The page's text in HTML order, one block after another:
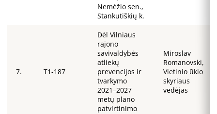
Nemėžio sen.,
Stankutiškių k.
7. T1-187
Dėl Vilniaus
rajono
savivaldybės
atliekų
prevencijos ir
tvarkymo
2021–2027
metų plano
patvirtinimo
Miroslav
Romanovski,
Vietinio ūkio
skyriaus
vedėjas